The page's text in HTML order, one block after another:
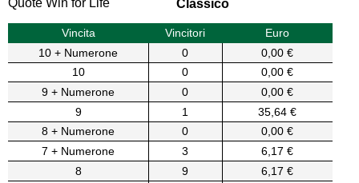
Quote Win for Life
Classico
Vincita Vincitori
Euro
10 + Numerone
0
0,00 €
10
0
0,00 €
9 + Numerone
0
0,00 €
9
1
35,64 €
8 + Numerone
0
0,00 €
7 + Numerone
3
6,17 €
8
9
6,17 €